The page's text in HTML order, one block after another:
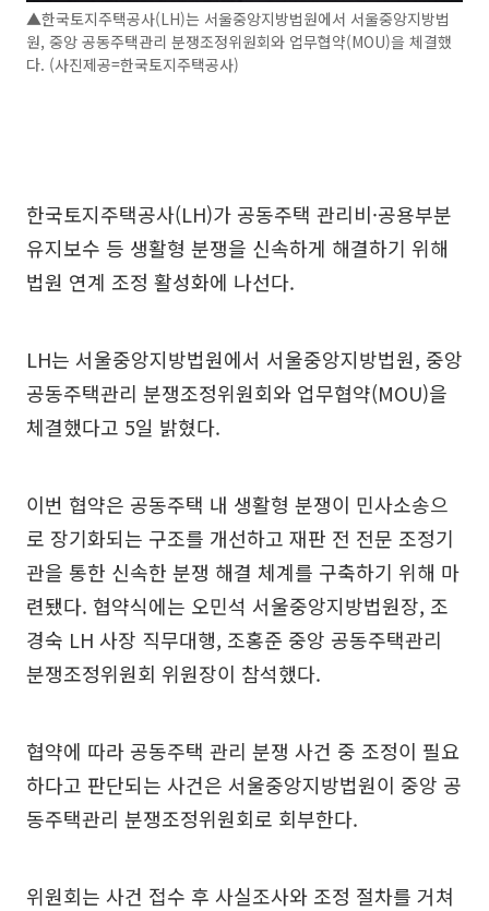
▲한국토지주택공사(LH)는 서울중앙지방법원에서 서울중앙지방법
원, 중앙 공동주택관리 분쟁조정위원회와 업무협약(MOU)을 체결했
다. (사진제공=한국토지주택공사)
한국토지주택공사(LH)가 공동주택 관리비·공용부분
유지보수 등 생활형 분쟁을 신속하게 해결하기 위해
법원 연계 조정 활성화에 나선다.
LH는 서울중앙지방법원에서 서울중앙지방법원, 중앙
공동주택관리 분쟁조정위원회와 업무협약(MOU)을
체결했다고 5일 밝혔다.
이번 협약은 공동주택 내 생활형 분쟁이 민사소송으
로 장기화되는 구조를 개선하고 재판 전 전문 조정기
관을 통한 신속한 분쟁 해결 체계를 구축하기 위해 마
련됐다. 협약식에는 오민석 서울중앙지방법원장, 조
경숙 LH 사장 직무대행, 조홍준 중앙 공동주택관리
분쟁조정위원회 위원장이 참석했다.
협약에 따라 공동주택 관리 분쟁 사건 중 조정이 필요
하다고 판단되는 사건은 서울중앙지방법원이 중앙 공
동주택관리 분쟁조정위원회로 회부한다.
위원회는 사건 접수 후 사실조사와 조정 절차를 거쳐